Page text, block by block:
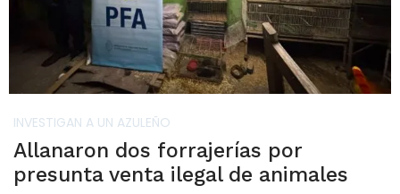
INVESTIGAN A UN AZULEÑO
Allanaron dos forrajerías por
presunta venta ilegal de animales